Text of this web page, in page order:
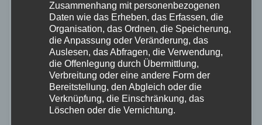
ALLGEMEIN
Gelbe Engel: Jeden Tag fast 10.000
Einsätze
Zusammenhang mit personenbezogenen
Daten wie das Erheben, das Erfassen, die
Organisation, das Ordnen, die Speicherung,
die Anpassung oder Veränderung, das
Auslesen, das Abfragen, die Verwendung,
die Offenlegung durch Übermittlung,
Verbreitung oder eine andere Form der
Bereitstellung, den Abgleich oder die
Verknüpfung, die Einschränkung, das
Löschen oder die Vernichtung.